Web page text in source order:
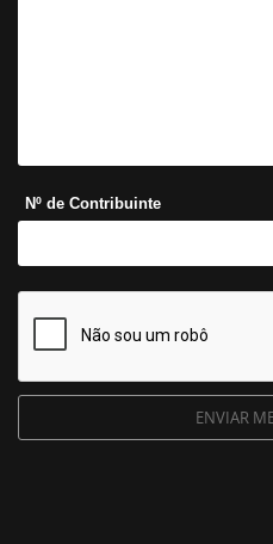
Nº de Contribuinte